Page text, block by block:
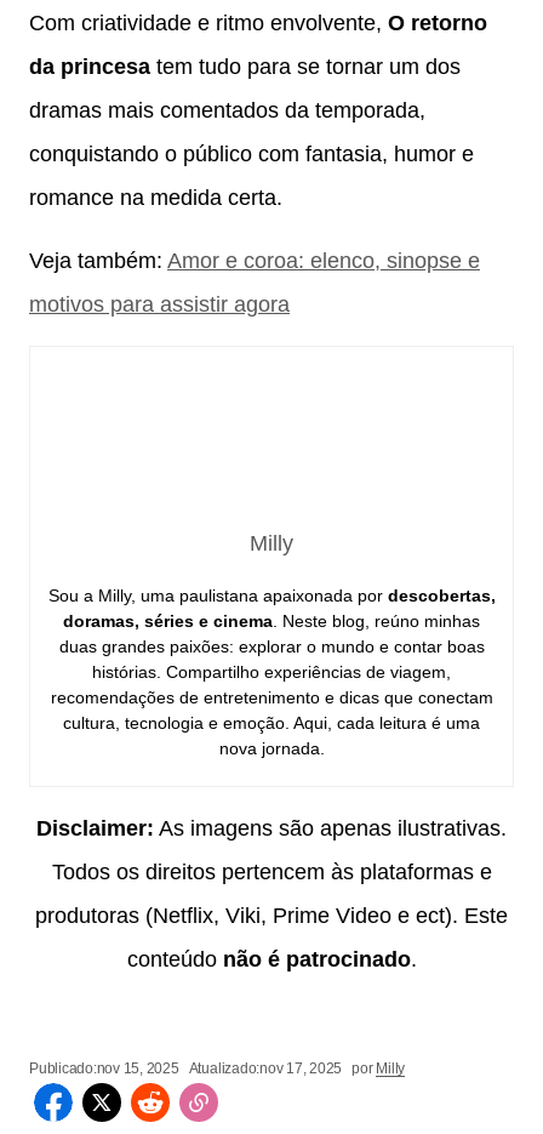
Com criatividade e ritmo envolvente, O retorno
da princesa tem tudo para se tornar um dos
dramas mais comentados da temporada,
conquistando o público com fantasia, humor e
romance na medida certa.
Veja também: Amor e coroa: elenco, sinopse e
motivos para assistir agora
Milly
Sou a Milly, uma paulistana apaixonada por descobertas,
doramas, séries e cinema . Neste blog, reúno minhas
duas grandes paixões: explorar o mundo e contar boas
histórias. Compartilho experiências de viagem,
recomendações de entretenimento e dicas que conectam
cultura, tecnologia e emoção. Aqui, cada leitura é uma
nova jornada.
Disclaimer: As imagens são apenas ilustrativas.
Todos os direitos pertencem às plataformas e
produtoras (Netflix, Viki, Prime Video e ect). Este
conteúdo não é patrocinado.
Publicado:nov 15, 2025 Atualizado:nov 17, 2025 por Milly